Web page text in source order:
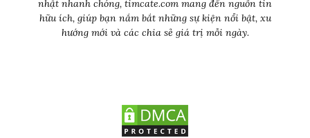
nhật nhanh chóng, timcate.com mang đến nguồn tin
hữu ích, giúp bạn nắm bắt những sự kiện nổi bật, xu
hướng mới và các chia sẻ giá trị mỗi ngày.